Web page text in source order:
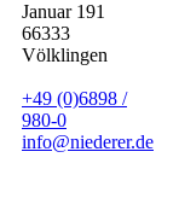
Januar 191
66333
Völklingen
+49 (0)6898 /
980-0
info@niederer.de